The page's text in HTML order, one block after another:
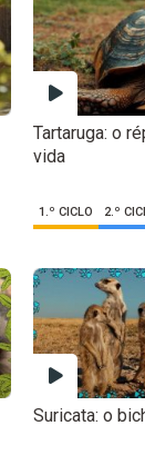
Tartaruga: o
vida
1.º CICLO 2.º
Suricata: o